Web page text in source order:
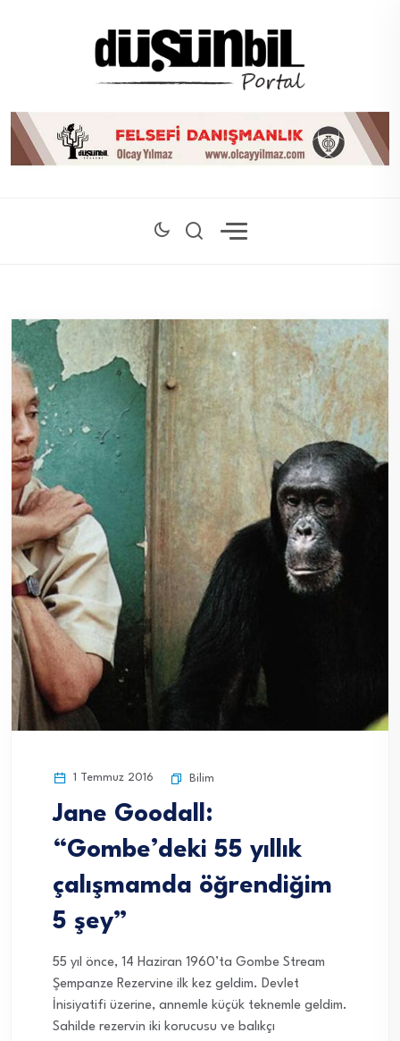
1 Temmuz 2016 Bilim
Jane Goodall:
“Gombe’deki 55 yıllık
çalışmamda öğrendiğim
5 şey”
55 yıl önce, 14 Haziran 1960’ta Gombe Stream
Şempanze Rezervine ilk kez geldim. Devlet
İnisiyatifi üzerine, annemle küçük teknemle geldim.
Sahilde rezervin iki korucusu ve balıkçı